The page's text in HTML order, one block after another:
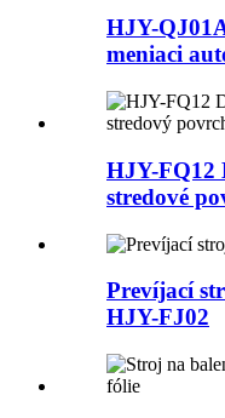
HJY-
meniaci
HJY-FQ12
stredové
Prevíjací
HJY-FJ02